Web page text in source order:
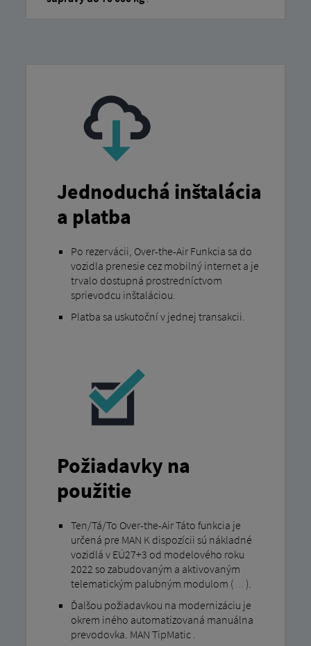
Jednoduchá inštalácia
a platba
Po rezervácii, Over-the-Air Funkcia sa do
vozidla prenesie cez mobilný internet a je
trvalo dostupná prostredníctvom
sprievodcu inštaláciou.
Platba sa uskutoční v jednej transakcii.
Požiadavky na
použitie
Ten/Tá/To Over-the-Air Táto funkcia je
určená pre MAN K dispozícii sú nákladné
vozidlá v EÚ27+3 od modelového roku
2022 so zabudovaným a aktivovaným
telematickým palubným modulom ( ... ).
Ďalšou požiadavkou na modernizáciu je
okrem iného automatizovaná manuálna
prevodovka. MAN TipMatic .